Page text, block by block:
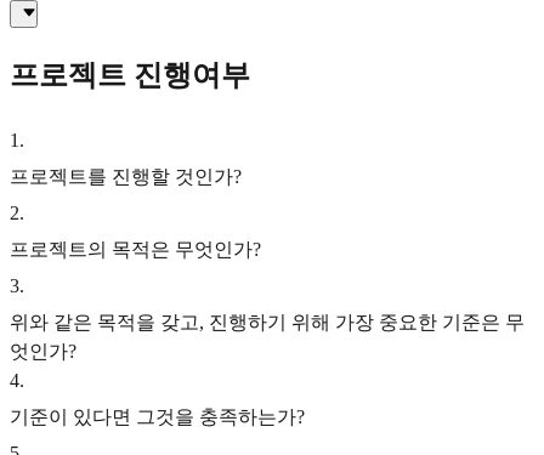
프로젝트 진행여부
1 .
프로젝트를 진행할 것인가?
2.
프로젝트의 목적은 무엇인가?
3.
위와 같은 목적을 갖고, 진행하기 위해 가장 중요한 기준은 무
엇인가?
4.
기준이 있다면 그것을 충족하는가?